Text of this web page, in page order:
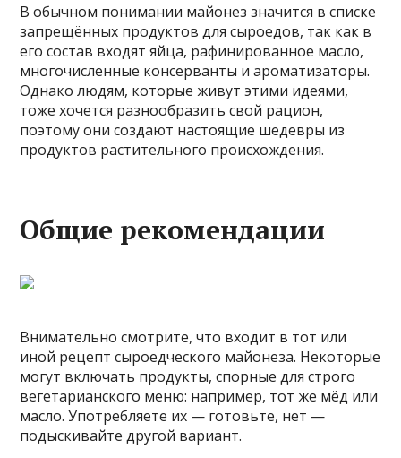
В обычном понимании майонез значится в списке
запрещённых продуктов для сыроедов, так как в
его состав входят яйца, рафинированное масло,
многочисленные консерванты и ароматизаторы.
Однако людям, которые живут этими идеями,
тоже хочется разнообразить свой рацион,
поэтому они создают настоящие шедевры из
продуктов растительного происхождения.
Общие рекомендации
Внимательно смотрите, что входит в тот или
иной рецепт сыроедческого майонеза. Некоторые
могут включать продукты, спорные для строго
вегетарианского меню: например, тот же мёд или
масло. Употребляете их — готовьте, нет —
подыскивайте другой вариант.